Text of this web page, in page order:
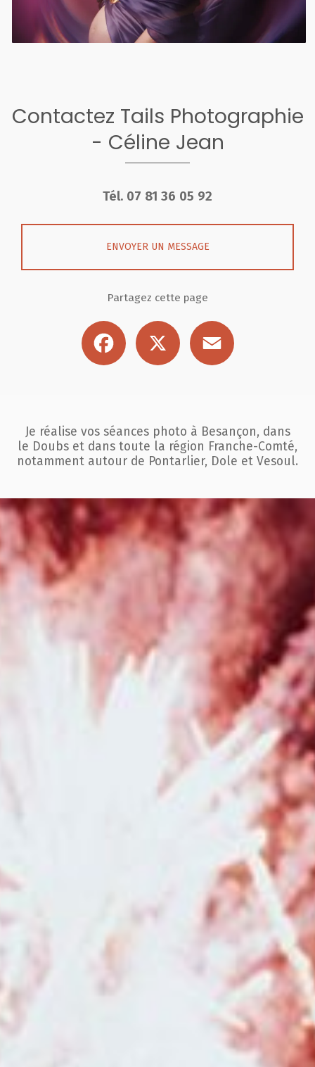
Contactez Tails Photographie
- Céline Jean
Tél. 07 81 36 05 92
ENVOYER UN MESSAGE
Partagez cette page
Facebook
Je réalise vos séances photo à Besançon, dans
le Doubs et dans toute la région Franche-Comté,
notamment autour de Pontarlier, Dole et Vesoul.